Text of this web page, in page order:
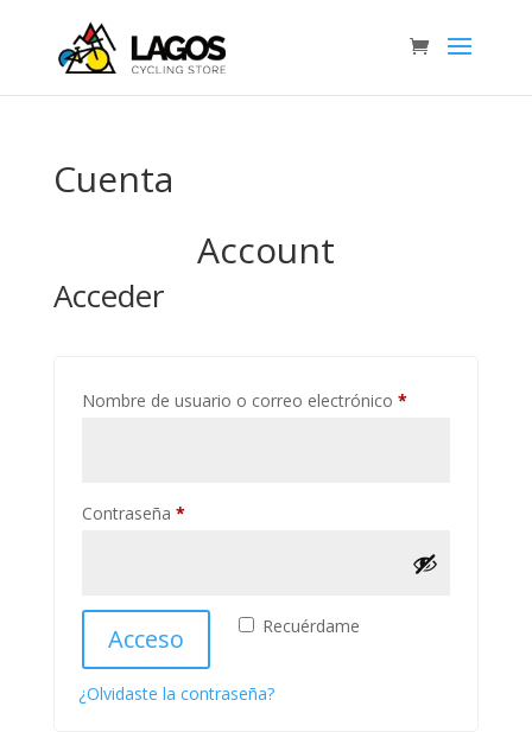
Cuenta
Account
Acceder
Nombre de usuario o correo electrónico *Obligatorio
Contraseña *Obligatorio
Recuérdame
Acceso
¿Olvidaste la contraseña?